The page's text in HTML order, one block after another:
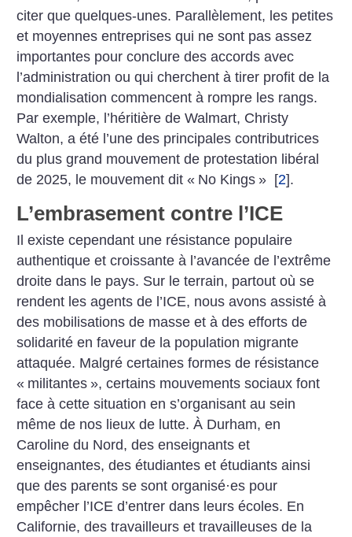
citer que quelques-unes. Parallèlement, les petites
et moyennes entreprises qui ne sont pas assez
importantes pour conclure des accords avec
l’administration ou qui cherchent à tirer profit de la
mondialisation commencent à rompre les rangs.
Par exemple, l’héritière de Walmart, Christy
Walton, a été l’une des principales contributrices
du plus grand mouvement de protestation libéral
de 2025, le mouvement dit « No Kings » [2].
L’embrasement contre l’ICE
Il existe cependant une résistance populaire
authentique et croissante à l’avancée de l’extrême
droite dans le pays. Sur le terrain, partout où se
rendent les agents de l’ICE, nous avons assisté à
des mobilisations de masse et à des efforts de
solidarité en faveur de la population migrante
attaquée. Malgré certaines formes de résistance
« militantes », certains mouvements sociaux font
face à cette situation en s’organisant au sein
même de nos lieux de lutte. À Durham, en
Caroline du Nord, des enseignants et
enseignantes, des étudiantes et étudiants ainsi
que des parents se sont organisé·es pour
empêcher l’ICE d’entrer dans leurs écoles. En
Californie, des travailleurs et travailleuses de la